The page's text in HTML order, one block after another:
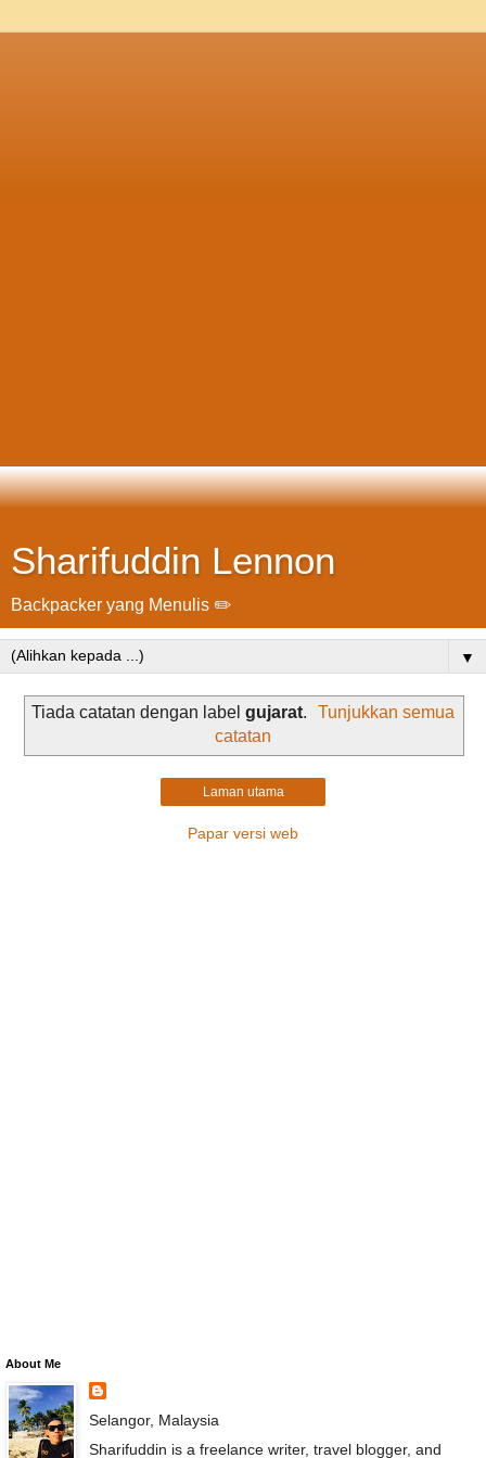
Sharifuddin Lennon
Backpacker yang Menulis ✏️
▼
Tiada catatan dengan label gujarat.
Tunjukkan semua
catatan
Laman utama
Papar versi web
About Me
Selangor, Malaysia
Sharifuddin is a freelance writer, travel blogger, and